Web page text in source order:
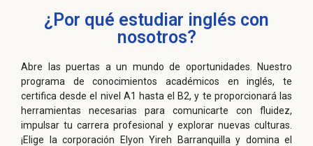
¿Por qué estudiar inglés con
nosotros?
Abre las puertas a un mundo de oportunidades. Nuestro
programa de conocimientos académicos en inglés, te
certifica desde el nivel A1 hasta el B2, y te proporcionará las
herramientas necesarias para comunicarte con fluidez,
impulsar tu carrera profesional y explorar nuevas culturas.
¡Elige la corporación
Elyon Yireh Barranquilla y domina el